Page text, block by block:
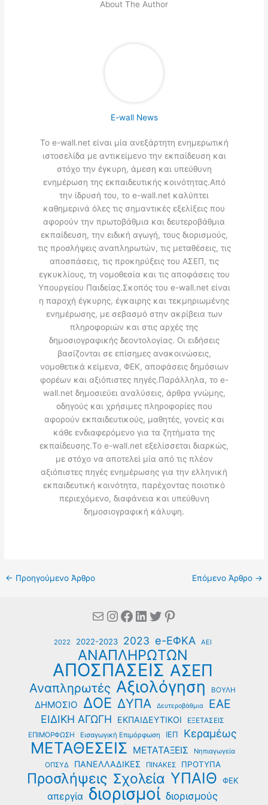
About The Author
E-wall News
Το e-wall.net είναι μία ανεξάρτητη ενημερωτική
ιστοσελίδα με αντικείμενο την εκπαίδευση και
στόχο την έγκυρη, άμεση και υπεύθυνη
ενημέρωση της εκπαιδευτικής κοινότητας.Από
την ίδρυσή του, το e-wall.net καλύπτει
καθημερινά όλες τις σημαντικές εξελίξεις που
αφορούν την πρωτοβάθμια και δευτεροβάθμια
εκπαίδευση, την ειδική αγωγή, τους διορισμούς,
τις προσλήψεις αναπληρωτών, τις μεταθέσεις, τις
αποσπάσεις, τις προκηρύξεις του ΑΣΕΠ, τις
εγκυκλίους, τη νομοθεσία και τις αποφάσεις του
Υπουργείου Παιδείας.Σκοπός του e-wall.net είναι
η παροχή έγκυρης, έγκαιρης και τεκμηριωμένης
ενημέρωσης, με σεβασμό στην ακρίβεια των
πληροφοριών και στις αρχές της
δημοσιογραφικής δεοντολογίας. Οι ειδήσεις
βασίζονται σε επίσημες ανακοινώσεις,
νομοθετικά κείμενα, ΦΕΚ, αποφάσεις δημόσιων
φορέων και αξιόπιστες πηγές.Παράλληλα, το e-
wall.net δημοσιεύει αναλύσεις, άρθρα γνώμης,
οδηγούς και χρήσιμες πληροφορίες που
αφορούν εκπαιδευτικούς, μαθητές, γονείς και
κάθε ενδιαφερόμενο για τα ζητήματα της
εκπαίδευσης.Το e-wall.net εξελίσσεται διαρκώς,
με στόχο να αποτελεί μία από τις πλέον
αξιόπιστες πηγές ενημέρωσης για την ελληνική
εκπαιδευτική κοινότητα, παρέχοντας ποιοτικό
περιεχόμενο, διαφάνεια και υπεύθυνη
δημοσιογραφική κάλυψη.
← Προηγούμενο Άρθρο Επόμενο Άρθρο →
MailInstagram
Facebook
Linkedin
Twitter
Pinterest
2022 2022-2023 2023 e-ΕΦΚΑ ΑΕΙ
ΑΝΑΠΛΗΡΩΤΩΝ
ΑΠΟΣΠΑΣΕΙΣ ΑΣΕΠ
Αναπληρωτές Αξιολόγηση ΒΟΥΛΗ
ΔΗΜΟΣΙΟ ΔΟΕ ΔΥΠΑ Δευτεροβάθμια ΕΑΕ
ΕΙΔΙΚΗ ΑΓΩΓΗ ΕΚΠΑΙΔΕΥΤΙΚΟΙ ΕΞΕΤΑΣΕΙΣ
ΕΠΙΜΟΡΦΩΣΗ Εισαγωγική Επιμόρφωση ΙΕΠ Κεραμέως
ΜΕΤΑΘΕΣΕΙΣ ΜΕΤΑΤΑΞΕΙΣ
Νηπιαγωγεία
ΟΠΣΥΔ
ΠΑΝΕΛΛΑΔΙΚΕΣ ΠΙΝΑΚΕΣ ΠΡΟΤΥΠΑ
Προσλήψεις Σχολεία ΥΠΑΙΘ ΦΕΚ
απεργία διορισμοί διορισμούς